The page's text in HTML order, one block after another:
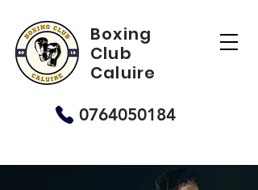
Boxing
Club
Caluire
0764050184